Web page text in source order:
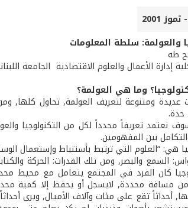
والعولمة: سلطة المعلومات
طه
إدارة الأعمال والعلوم الاقتصادية ­ الجامعة
وما هي العولمة؟
عديدة ومتنوعة لتعريف العولمة, تحاول كلها,
نعتمد تعريفاً محدداً لكل من التكنولوجيا
بين المفهومين.
هي: “العلوم التي ترتبط بأستنباط وإستعمال
السمع والبصر, ومن تلك القدرات: الحركة
كان الفرد في المجتمع يتعامل مع محيط
من مسافة محددة, لايسجل أو يحفظ إلا كمية
أحداثاً تقع على مئات وآلاف الأميال, ويرى